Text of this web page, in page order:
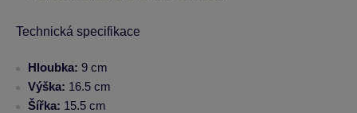
Technická specifikace
Hloubka: 9 cm
Výška: 16.5 cm
Šířka: 15.5 cm